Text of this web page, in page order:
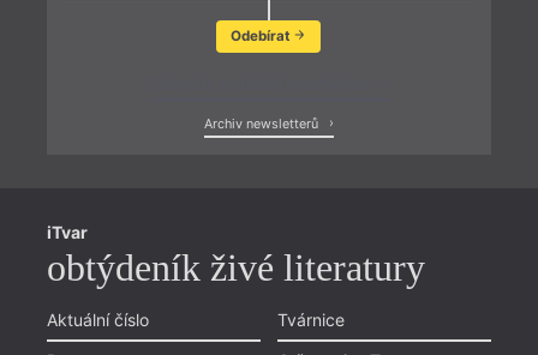
Odebírat
Archiv newsletterů
iTvar
obtýdeník živé literatury
Aktuální číslo
Tvárnice